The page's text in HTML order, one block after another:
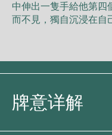
中伸出⼀隻⼿給他第四
⽽不⾒，獨⾃沉浸在⾃
牌意详解